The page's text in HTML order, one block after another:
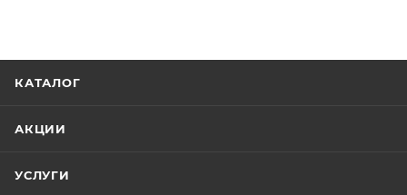
КАТАЛОГ
АКЦИИ
УСЛУГИ